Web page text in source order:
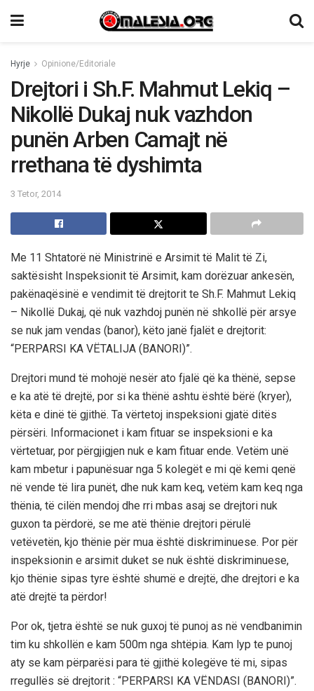
Hyrje Opinione/Editoriale
Drejtori i Sh.F. Mahmut Lekiq –
Nikollë Dukaj nuk vazhdon
punën Arben Camajt në
rrethana të dyshimta
3 Tetor, 2014
Me 11 Shtatorë në Ministrinë e Arsimit të Malit të Zi,
saktësisht Inspeksionit të Arsimit, kam dorëzuar ankesën,
pakënaqësinë e vendimit të drejtorit te Sh.F. Mahmut Lekiq
– Nikollë Dukaj, që nuk vazhdoj punën në shkollë për arsye
se nuk jam vendas (banor), këto janë fjalët e drejtorit:
“PERPARSI KA VËTALIJA (BANORI)”.
Drejtori mund të mohojë nesër ato fjalë që ka thënë, sepse
e ka atë të drejtë, por si ka thënë ashtu është bërë (kryer),
këta e dinë të gjithë. Ta vërtetoj inspeksioni gjatë ditës
përsëri. Informacionet i kam fituar se inspeksioni e ka
vërtetuar, por përgjigjen nuk e kam fituar ende. Vetëm unë
kam mbetur i papunësuar nga 5 kolegët e mi që kemi qenë
në vende të lira punët, dhe nuk kam keq, vetëm kam keq nga
thënia, të cilën mendoj dhe rri mbas asaj se drejtori nuk
guxon ta përdorë, se me atë thënie drejtori përulë
vetëvetën, kjo thënie për mua është diskriminuese. Por për
inspeksionin e arsimit duket se nuk është diskriminuese,
kjo thënie sipas tyre është shumë e drejtë, dhe drejtori e ka
atë drejtë ta përdor!
Por ok, tjetra është se nuk guxoj të punoj as në vendbanimin
tim ku shkollën e kam 500m nga shtëpia. Kam lyp te punoj
aty se kam përparësi para të gjithë kolegëve të mi, sipas
rregullës së drejtorit : “PERPARSI KA VËNDASI (BANORI)”.